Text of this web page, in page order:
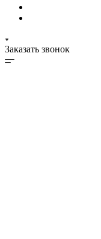
Заказать звонок